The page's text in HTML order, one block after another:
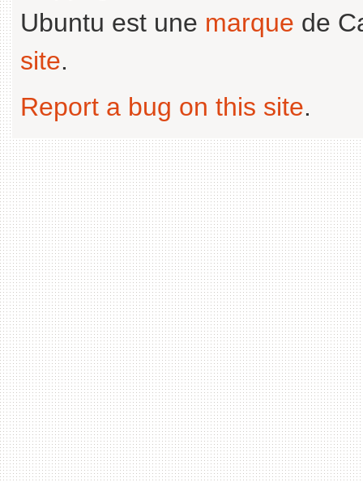
Ubuntu est une marque de
site.
Report a bug on this site.